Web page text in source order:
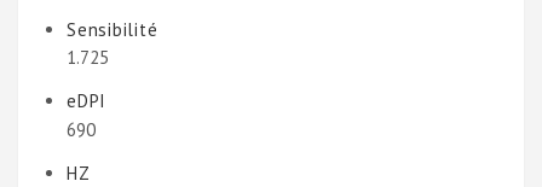
Sensibilité
1.725
eDPI
690
HZ